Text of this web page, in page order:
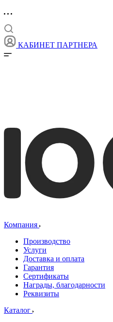
КАБИНЕТ ПАРТНЕРА
Компания
Производство
Услуги
Доставка и оплата
Гарантия
Сертификаты
Награды, благодарности
Реквизиты
Каталог